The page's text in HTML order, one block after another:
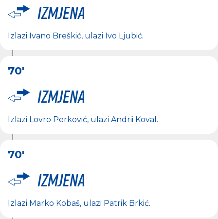
Izmjena
Izlazi Ivano Breškić, ulazi Ivo Ljubić.
70'
Izmjena
Izlazi Lovro Perković, ulazi Andrii Koval .
70'
Izmjena
Izlazi Marko Kobaš, ulazi Patrik Brkić.